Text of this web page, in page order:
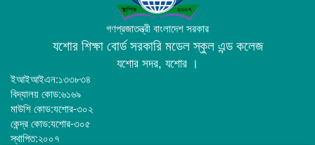
গণপ্রজাতন্ত্রী বাংলাদেশ সরকার
যশোর শিক্ষা বোর্ড সরকারি মডেল স্কুল এন্ড কলেজ
যশোর সদর, যশোর ।
ইআইআইএন:১৩৩৮৩৪
বিদ্যালয় কোড:৬১৬৯
মাউশি কোড:যশোর-৩০২
কেন্দ্র কোড:যশোর-৩০৫
স্থাপিত:২০০৭